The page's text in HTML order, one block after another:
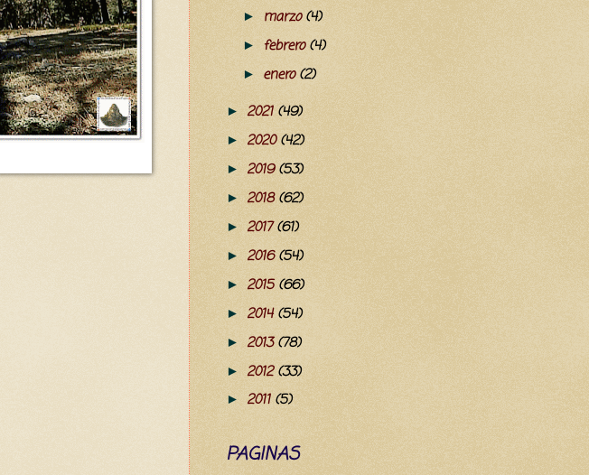
► marzo(4)
► febrero(4)
► enero(2)
► 2021 (49)
► 2020(42)
► 2019(53)
► 2018(62)
► 2017(61)
► 2016(54)
► 2015(66)
► 2014(54)
► 2013(78)
► 2012(33)
► 2011 (5)
PAGINAS